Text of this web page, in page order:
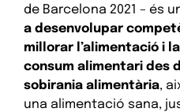
de Barcelona 2021 – és
a desenvolupar
millorar l’alimentació i
consum alimentari des
sobirania alimentària,
una alimentació sana,